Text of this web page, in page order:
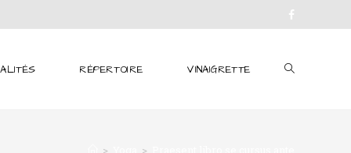
RÉPERTOIRE VINAIGRETTE
> >